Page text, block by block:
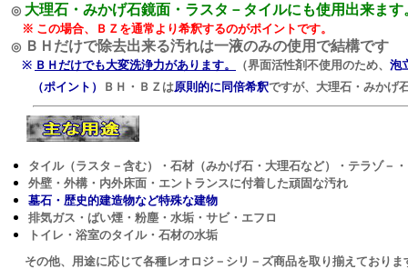
タイル（ラスタ－含む）・石材（みかげ石・大理石など）・テラゾ－
外壁・外構・内外床面・エントランスに付着した頑固な汚れ
墓石・歴史的建造物など特殊な建物
排気ガス・ばい煙・粉塵・水垢・サビ・エフロ
トイレ・浴室のタイル・石材の水垢
（ポイント） ＢＨ・ＢＺは原則的に同倍希釈ですが、大理石・みかげ
◎ 大理石・みかげ石鏡面・ラスタ－タイルにも使用出来ます
※ この場合、ＢＺを通常より希釈するのがポイントです。
◎ ＢＨだけで除去出来る汚れは一液のみの使用で結構です
※ ＢＨだけでも大変洗浄力があります。 （界面活性剤不使用のため、 泡
その他、用途に応じて各種レオロジ－シリ－ズ商品を取り揃えておりま